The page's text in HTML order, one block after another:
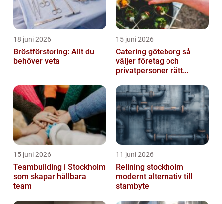
18 juni 2026
Bröstförstoring: Allt du
behöver veta
15 juni 2026
Catering göteborg så
väljer företag och
privatpersoner rätt
15 juni 2026
Teambuilding i Stockholm
som skapar hållbara
team
11 juni 2026
Relining stockholm
modernt alternativ till
stambyte